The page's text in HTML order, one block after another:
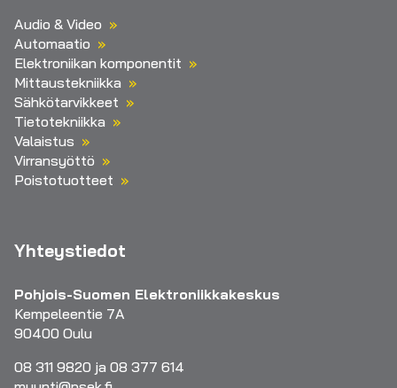
Audio & Video
Automaatio
Elektroniikan komponentit
Mittaustekniikka
Sähkötarvikkeet
Tietotekniikka
Valaistus
Virransyöttö
Poistotuotteet
Yhteystiedot
Pohjois-Suomen Elektroniikkakeskus
Kempeleentie 7A
90400 Oulu
08 311 9820 ja 08 377 614